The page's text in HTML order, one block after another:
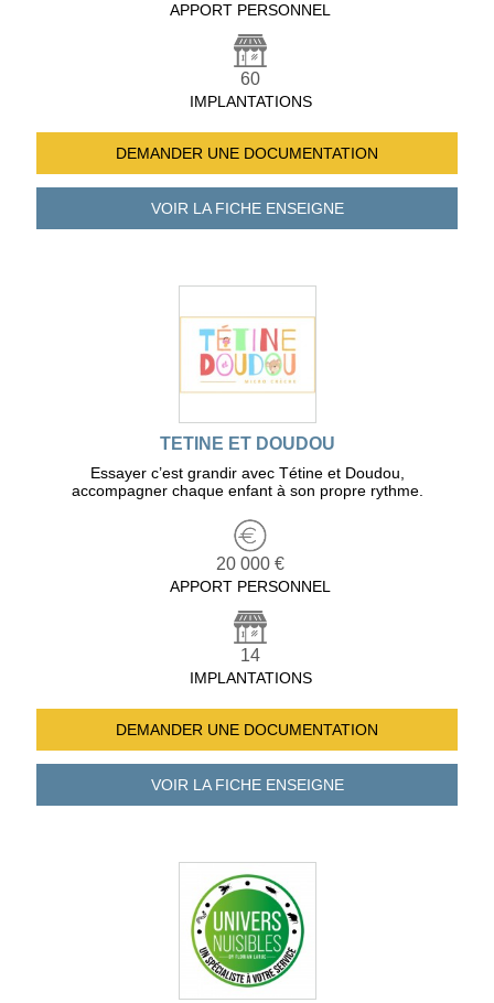
APPORT PERSONNEL
60
IMPLANTATIONS
DEMANDER UNE DOCUMENTATION
VOIR LA FICHEENSEIGNE
TETINE ET DOUDOU
Essayer c’est grandir avec Tétine et Doudou,
accompagner chaque enfant à son propre rythme.
20 000 €
APPORT PERSONNEL
14
IMPLANTATIONS
DEMANDER UNE DOCUMENTATION
VOIR LA FICHEENSEIGNE